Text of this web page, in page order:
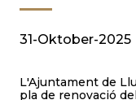
31-Oktober-2025
L'Ajuntament de
pla de renovació